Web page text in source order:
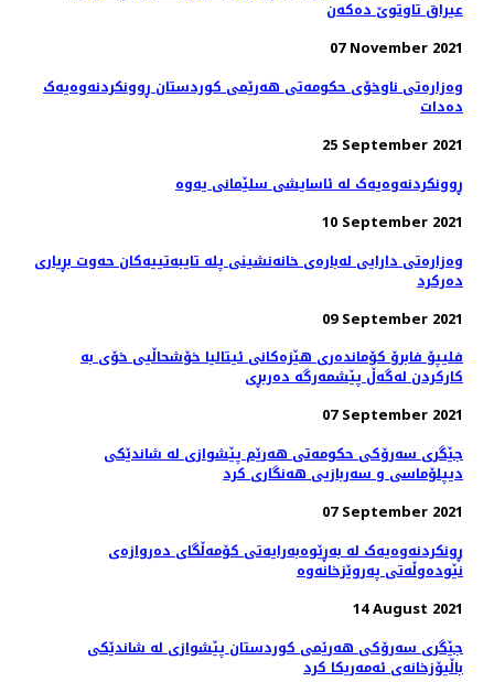
عيراق تاوتوێ ده‌كه‌ن
07 November 2021
وەزارەتی ناوخۆی حکومەتی هەرێمی کوردستان ڕوونکردنەوەیەک
دەدات
25 September 2021
ڕوونکردنەوەیەک لە ئاسایشی سلێمانی یەوە
10 September 2021
وەزارەتی دارایی لەبارەی خانەنشینی پلە تایبەتییەکان حەوت بڕیاری
دەرکرد
09 September 2021
فلیپۆ فابرۆ کۆماندەری هێزەکانی ئیتالیا خۆشحاڵیی خۆی بە
كاركردن لەگەڵ پێشمەرگە دەربڕی
07 September 2021
جێگری سەرۆکی حکومەتی هەرێم پێشوازی لە شاندێکی
دیپلۆماسی و سەربازیی هەنگاری کرد
07 September 2021
ڕونکردنەوەیەک لە بەڕێوەبەرایەتی کۆمەڵگای دەروازەی
نێودەوڵەتی پەروێزخانەوە
14 August 2021
جێگری سەرۆکی هەرێمی کوردستان پێشوازی لە شاندێکی
باڵیۆزخانه‌ی ئه‌مه‌ریکا کرد